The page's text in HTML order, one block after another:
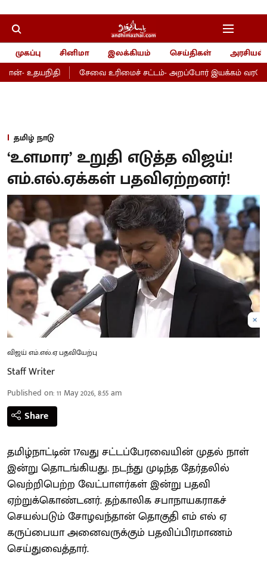
முகப்பு சினிமா இலக்கியம் செய்திகள்
அரசியல்
உதயநிதி
சேவை உரிமைச் சட்டம்- அறப்போர் இயக்கம்
தமிழ் நாடு
‘உளமார’ உறுதி எடுத்த விஜய்!
எம்.எல்.ஏக்கள் பதவிஏற்றனர்!
விஜய் எம்.எல்.ஏ பதவியேற்பு
Staff Writer
Published on:11 May 2026, 8:55 am
Share
தமிழ்நாட்டின் 17வது சட்டப்பேரவையின் முதல் நாள்
இன்று தொடங்கியது. நடந்து முடிந்த தேர்தலில்
வெற்றிபெற்ற வேட்பாளர்கள் இன்று பதவி
ஏற்றுக்கொண்டனர். தற்காலிக சபாநாயகராகச்
செயல்படும் சோழவந்தான் தொகுதி எம் எல் ஏ
கருப்பையா அனைவருக்கும் பதவிப்பிரமாணம்
செய்துவைத்தார்.